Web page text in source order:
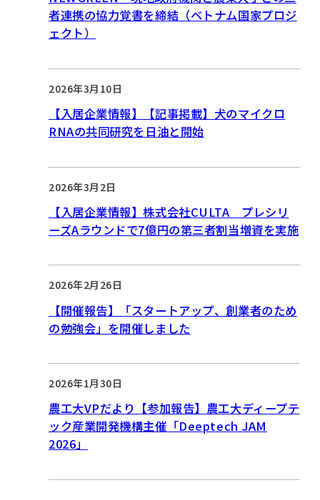
者連携の協力覚書を締結（ベトナム国家プロジ
ェクト）
2026年3月10日
【入居企業情報】【記事掲載】犬のマイクロ
RNAの共同研究を日油と開始
2026年3月2日
【入居企業情報】株式会社CULTA プレシリ
ーズAラウンドで7億円の第三者割当増資を実施
2026年2月26日
【開催報告】「スタートアップ、創業者のため
の勉強会」を開催しました
2026年1月30日
農工大VPだより【参加報告】農工大ディープテ
ック産業開発機構主催「Deeptech JAM
2026」